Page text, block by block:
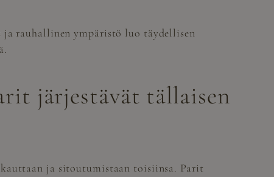
rauhallinen ympäristö luo täydellisen
järjestävät tällaisen
ja sitoutumistaan toisiinsa. Parit